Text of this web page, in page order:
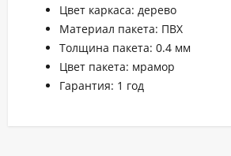
Цвет каркаса: дерево
Материал пакета: ПВХ
Толщина пакета: 0.4 мм
Цвет пакета: мрамор
Гарантия: 1 год